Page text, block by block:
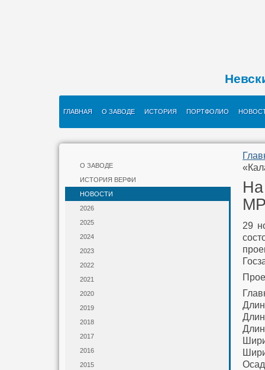
ГЛАВНАЯ О ЗАВОДЕ ИСТОРИЯ ПОРТФОЛИО
О ЗАВОДЕ
ИСТОРИЯ ВЕРФИ
НОВОСТИ
2026
2025
2024
2023
2022
2021
2020
2019
2018
2017
2016
2015
На
29